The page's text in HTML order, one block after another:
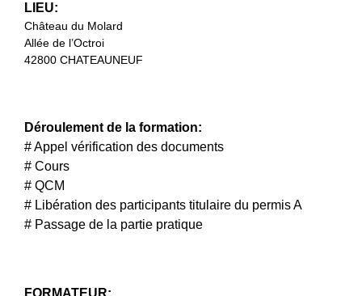
LIEU:
Château du Molard
Allée de l’Octroi
42800 CHATEAUNEUF
Déroulement de la formation:
# Appel vérification des documents
# Cours
# QCM
# Libération des participants titulaire du permis A
# Passage de la partie pratique
FORMATEUR: